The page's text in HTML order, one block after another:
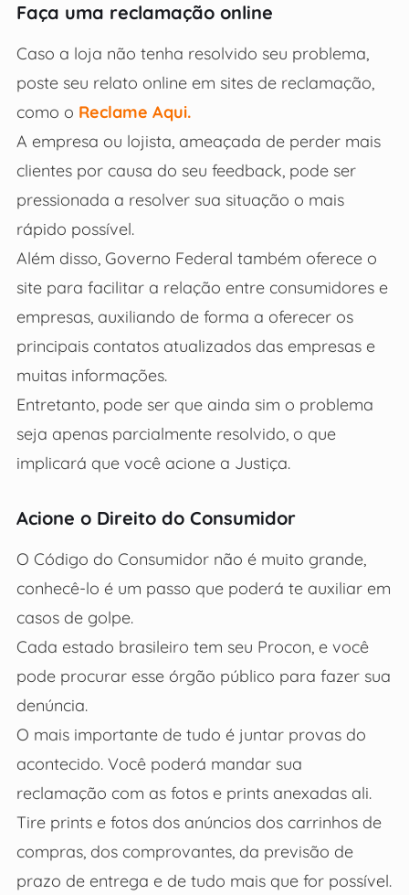
Faça uma reclamação online
Caso a loja não tenha resolvido seu problema,
poste seu relato online em sites de reclamação,
como o Reclame Aqui.
A empresa ou lojista, ameaçada de perder mais
clientes por causa do seu feedback, pode ser
pressionada a resolver sua situação o mais
rápido possível.
Além disso, Governo Federal também oferece o
site para facilitar a relação entre consumidores e
empresas, auxiliando de forma a oferecer os
principais contatos atualizados das empresas e
muitas informações.
Entretanto, pode ser que ainda sim o problema
seja apenas parcialmente resolvido, o que
implicará que você acione a Justiça.
Acione o Direito do Consumidor
O Código do Consumidor não é muito grande,
conhecê-lo é um passo que poderá te auxiliar em
casos de golpe.
Cada estado brasileiro tem seu Procon, e você
pode procurar esse órgão público para fazer sua
denúncia.
O mais importante de tudo é juntar provas do
acontecido. Você poderá mandar sua
reclamação com as fotos e prints anexadas ali.
Tire prints e fotos dos anúncios dos carrinhos de
compras, dos comprovantes, da previsão de
prazo de entrega e de tudo mais que for possível.